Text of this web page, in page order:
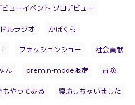
ビューイベント ソロデビュー
ルラジオ かぼくら
ファッションショー 社会貢献
ん premin-mode限定 冒険
もやってみる 寝坊しちゃいました